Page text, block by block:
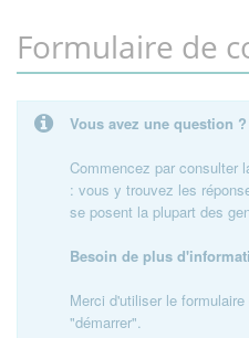
Formulaire de
Vous avez une question ?
Commencez par consulter
: vous y trouvez les
se posent la plupart des
Besoin de plus
Merci d'utiliser le
"démarrer".